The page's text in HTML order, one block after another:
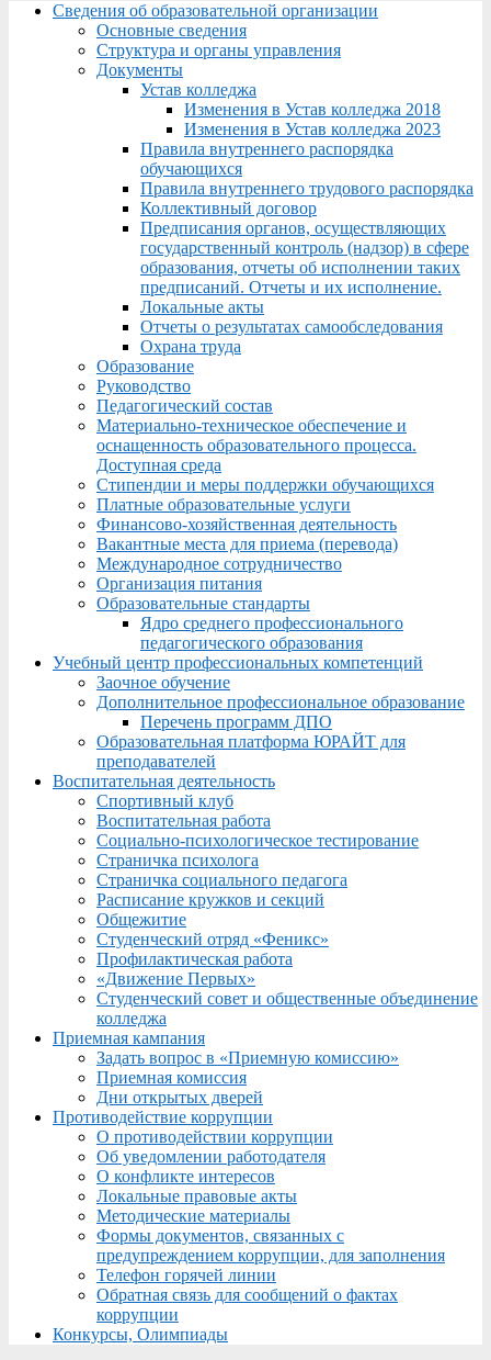
Menu
Сведения об образовательной организации
Основные сведения
Структура и органы управления
Документы
Устав колледжа
Изменения в Устав колледжа 2018
Изменения в Устав колледжа 2023
Правила внутреннего распорядка
обучающихся
Правила внутреннего трудового распорядка
Коллективный договор
Предписания органов, осуществляющих
государственный контроль (надзор) в сфере
образования, отчеты об исполнении таких
предписаний. Отчеты и их исполнение.
Локальные акты
Отчеты о результатах самообследования
Охрана труда
Образование
Руководство
Педагогический состав
Материально-техническое обеспечение и
оснащенность образовательного процесса.
Доступная среда
Стипендии и меры поддержки обучающихся
Платные образовательные услуги
Финансово-хозяйственная деятельность
Вакантные места для приема (перевода)
Международное сотрудничество
Организация питания
Образовательные стандарты
Ядро среднего профессионального
педагогического образования
Учебный центр профессиональных компетенций
Заочное обучение
Дополнительное профессиональное образование
Перечень программ ДПО
Образовательная платформа ЮРАЙТ для
преподавателей
Воспитательная деятельность
Спортивный клуб
Воспитательная работа
Социально-психологическое тестирование
Страничка психолога
Страничка социального педагога
Расписание кружков и секций
Общежитие
Студенческий отряд «Феникс»
Профилактическая работа
«Движение Первых»
Студенческий совет и общественные объединение
колледжа
Приемная кампания
Задать вопрос в «Приемную комиссию»
Приемная комиссия
Дни открытых дверей
Противодействие коррупции
О противодействии коррупции
Об уведомлении работодателя
О конфликте интересов
Локальные правовые акты
Методические материалы
Формы документов, связанных с
предупреждением коррупции, для заполнения
Телефон горячей линии
Обратная связь для сообщений о фактах
коррупции
Конкурсы, Олимпиады